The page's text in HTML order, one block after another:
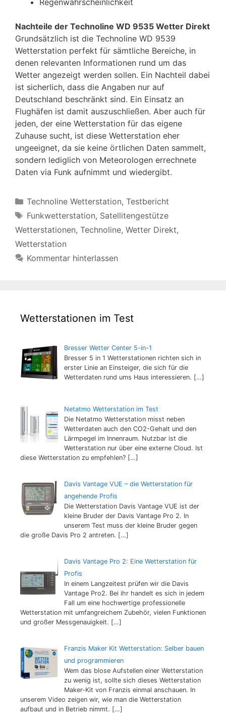
Regenwahrscheinlichkeit
Nachteile der Technoline WD 9535 Wetter Direkt
Grundsätzlich ist die Technoline WD 9539
Wetterstation perfekt für sämtliche Bereiche, in
denen relevanten Informationen rund um das
Wetter angezeigt werden sollen. Ein Nachteil dabei
ist sicherlich, dass die Angaben nur auf
Deutschland beschränkt sind. Ein Einsatz an
Flughäfen ist damit auszuschließen. Aber auch für
jeden, der eine Wetterstation für das eigene
Zuhause sucht, ist diese Wetterstation eher
ungeeignet, da sie keine örtlichen Daten sammelt,
sondern lediglich von Meteorologen errechnete
Daten via Funk aufnimmt und wiedergibt.
Kategorien
Technoline Wetterstation, Testbericht
Schlagwörter
Funkwetterstation, Satellitengestütze
Wetterstationen, Technoline, Wetter Direkt,
Wetterstation
Kommentar hinterlassen
Wetterstationen im Test
Bresser Wetter Center 5-in-1
Bresser 5 in 1 Wetterstationen richten sich in
erster Linie an Einsteiger, die sich für die
Wetterdaten rund ums Haus interessieren. […]
Netatmo Wetterstation im Test
Die Netatmo Wetterstation misst neben
Wetterdaten auch den CO2-Gehalt und den
Lärmpegel im Innenraum. Nutzbar ist die
Wetterstation nur über eine externe Cloud. Ist
diese Wetterstation zu empfehlen? […]
Davis Vantage VUE – die Wetterstation für
angehende Profis
Die Wetterstation Davis Vantage VUE ist der
kleine Bruder der Davis Vantage Pro 2. In
unserem Test muss der kleine Bruder gegen
die große Davis Pro 2 antreten. […]
Davis Vantage Pro 2: Eine Wetterstation für
Profis
In einem Langzeitest prüfen wir die Davis
Vantage Pro2. Bei ihr handelt es sich in jedem
Fall um eine hochwertige professionelle
Wetterstation mit umfangreichem Zubehör, vielen Funktionen
und großer Messgenauigkeit. […]
Franzis Maker Kit Wetterstation: Selber bauen
und programmieren
Wem das blose Aufstellen einer Wetterstation
zu wenig ist, sollte sich dieses Wetterstation
Maker-Kit von Franzis einmal anschauen. In
unserem Video zeigen wir, wie man die Wetterstation
aufbaut und in Betrieb nimmt. […]